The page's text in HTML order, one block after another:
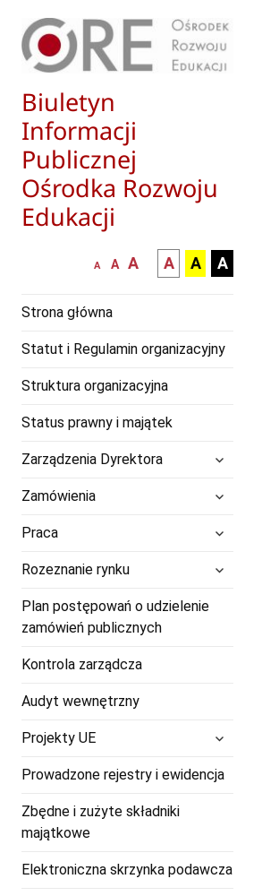
Biuletyn
Informacji
Publicznej
Ośrodka Rozwoju
Edukacji
mniejsza
A
normalna
A
większa-
czcionka
A
kontrast
czarny
białym
A
kontrast
czarny
zółtym
A
kontrast
żółty
A
Strona główna
Statut i Regulamin organizacyjny
Struktura organizacyjna
Status prawny i majątek
Zarządzenia Dyrektora
rozwiń
menu
Zamówienia
Praca
Rozeznanie rynkurozwiń
menu
potomne
Plan postępowań o udzielenie
zamówień publicznych
Kontrola zarządcza
Audyt wewnętrzny
Projekty UE
potomne
Prowadzone rejestry i ewidencja
Zbędne i zużyte składniki
majątkowe
Elektroniczna skrzynka podawcza